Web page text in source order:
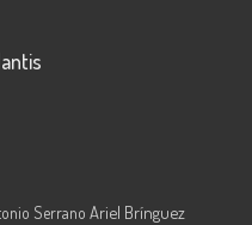
Serrano Ariel Brínguez